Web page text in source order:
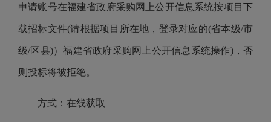
申请账号在福建省政府采购网上公开信息系统按项目下
载招标文件(请根据项目所在地，登录对应的(省本级/市
级/区县)）福建省政府采购网上公开信息系统操作)，否
则投标将被拒绝。
方式：在线获取